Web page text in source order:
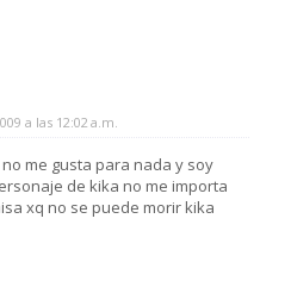
a las 12:02 a.m.
me gusta para nada y soy
de kika no me importa
xq no se puede morir kika